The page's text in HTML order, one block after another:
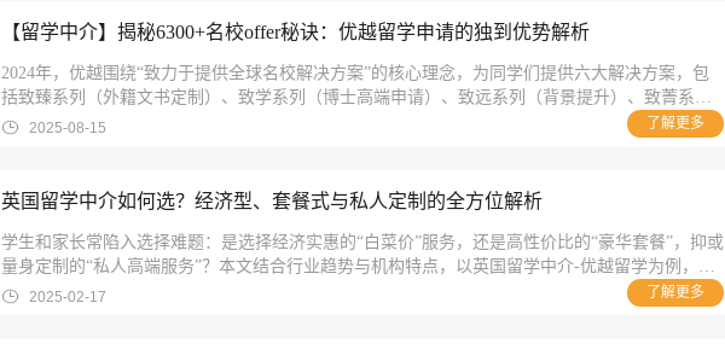
【留学中介】揭秘6300+名校offer秘诀：优越留学申请的独到优势解析
2024年，优越围绕“致力于提供全球名校解决方案”的核心理念，为同学们提供六大解决方案，包
括致臻系列（外籍文书定制）、致学系列（博士高端申请）、致远系列（背景提升）、致菁系列
（英国本科规划）、致美系列（美国留学与全球申）、致阅系列（标准考试辅导）。
2025-08-15 了解更多
英国留学中介如何选？经济型、套餐式与私人定制的全方位解析
学生和家长常陷入选择难题：是选择经济实惠的“白菜价”服务，还是高性价比的“豪华套餐”，抑或
量身定制的“私人高端服务”？本文结合行业趋势与机构特点，以英国留学中介-优越留学为例，深
度剖析不同服务模式的优劣。
2025-02-17 了解更多